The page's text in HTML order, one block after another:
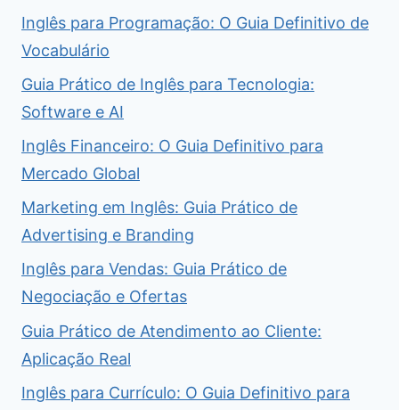
Inglês para Programação: O Guia Definitivo de
Vocabulário
Guia Prático de Inglês para Tecnologia:
Software e AI
Inglês Financeiro: O Guia Definitivo para
Mercado Global
Marketing em Inglês: Guia Prático de
Advertising e Branding
Inglês para Vendas: Guia Prático de
Negociação e Ofertas
Guia Prático de Atendimento ao Cliente:
Aplicação Real
Inglês para Currículo: O Guia Definitivo para